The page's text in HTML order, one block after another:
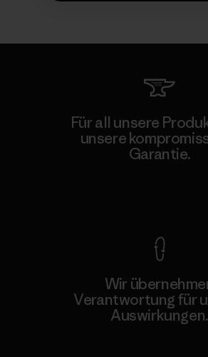
Für all unsere
unsere
Garantie.
Wir
Verantwortung für
Auswirkungen.